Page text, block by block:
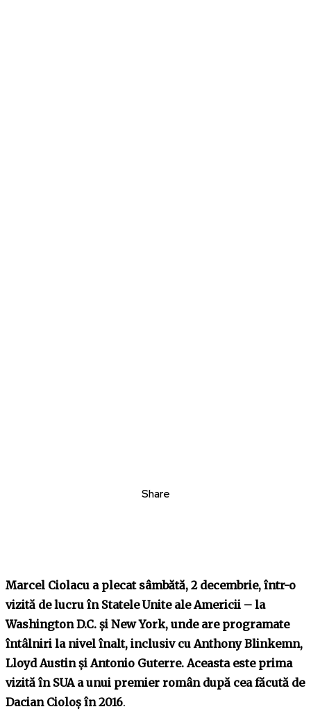
Share
Marcel Ciolacu a plecat sâmbătă, 2 decembrie, într-o
vizită de lucru în Statele Unite ale Americii – la
Washington D.C. și New York, unde are programate
întâlniri la nivel înalt, inclusiv cu Anthony Blinkemn,
Lloyd Austin și Antonio Guterre. Aceasta este prima
vizită în SUA a unui premier român după cea făcută de
Dacian Cioloș în 2016.